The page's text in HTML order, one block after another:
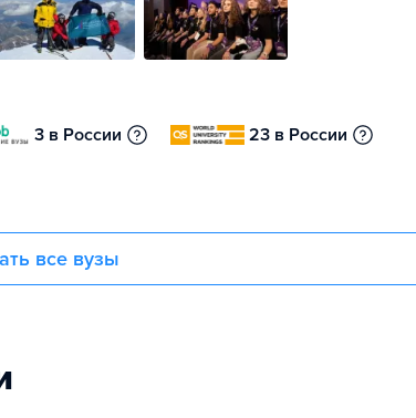
3 в России 23 в России
все вузы